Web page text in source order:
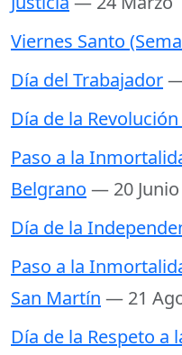
Viernes Santo
Día del Trabajador
Día de la
Paso a la
Belgrano — 20 Junio
Día de la
Paso a la
San Martín — 21
Día de la Respeto a